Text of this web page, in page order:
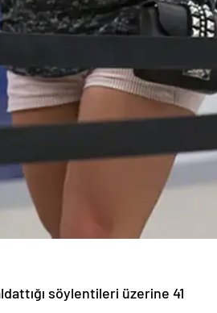
söylentileri üzerine 41